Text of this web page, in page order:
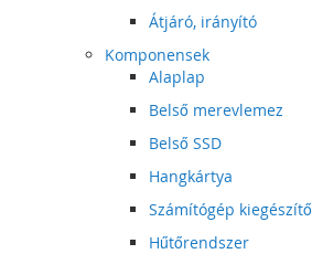
Átjáró, irányító
Komponensek
Alaplap
Belső merevlemez
Belső SSD
Hangkártya
Számítógép kiegészítő
Hűtőrendszer